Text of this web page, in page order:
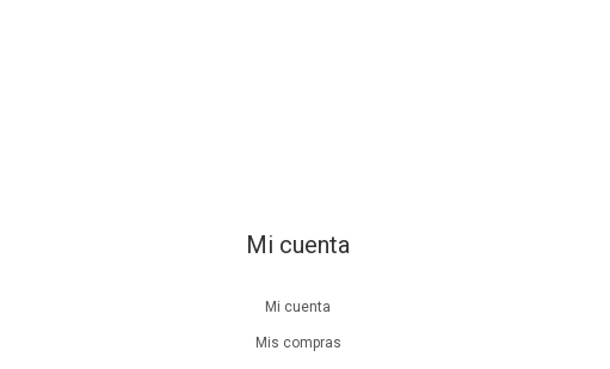
Mi cuenta
Mi cuenta
Mis compras